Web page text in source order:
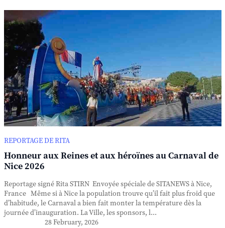
REPORTAGE DE RITA
Honneur aux Reines et aux héroïnes au Carnaval de
Nice 2026
Reportage signé Rita STIRN Envoyée spéciale de SITANEWS à Nice,
France Même si à Nice la population trouve qu’il fait plus froid que
d’habitude, le Carnaval a bien fait monter la température dès la
journée d’inauguration. La Ville, les sponsors, l...
28 February, 2026